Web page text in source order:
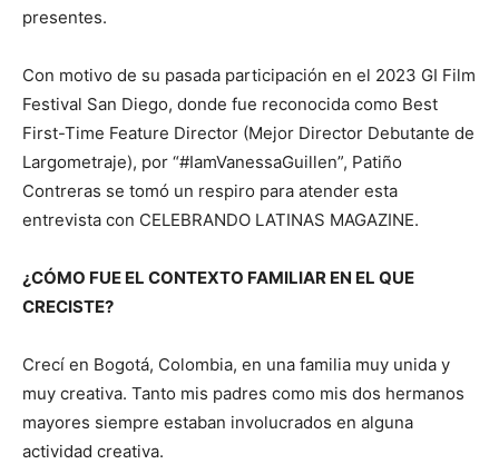
presentes.
Con motivo de su pasada participación en el 2023 GI Film
Festival San Diego, donde fue reconocida como Best
First-Time Feature Director (Mejor Director Debutante de
Largometraje), por “#IamVanessaGuillen”, Patiño
Contreras se tomó un respiro para atender esta
entrevista con CELEBRANDO LATINAS MAGAZINE.
¿CÓMO FUE EL CONTEXTO FAMILIAR EN EL QUE
CRECISTE?
Crecí en Bogotá, Colombia, en una familia muy unida y
muy creativa. Tanto mis padres como mis dos hermanos
mayores siempre estaban involucrados en alguna
actividad creativa.